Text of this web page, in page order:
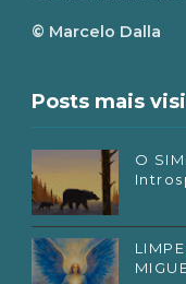
© Marcelo Dalla
Posts mais
O